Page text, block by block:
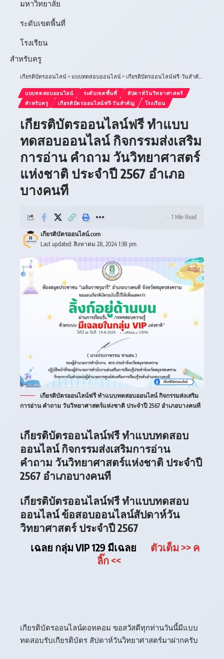
มหาวิทยาลัย
ระดับเขตพื้นที่
โรงเรียน
สำหรับครู
เกียรติบัตรออนไลน์> แบบทดสอบออนไลน์> เกียรติบัตรออนไลน์ฟรี-วันสำคัญ
แบบทดสอบออนไลน์ ระดับเขตพื้นที่
สัปดาห์วันวิทยาศาสตร์
สำหรับครู
เกียรติบัตรออนไลน์ฟรี-วันสำคัญ โรงเรียน
เกียรติบัตรออนไลน์ฟรี ทำแบบ
ทดสอบออนไลน์ กิจกรรมส่งเสริม
การอ่าน คำถาม วันวิทยาศาสตร์
แห่งชาติ ประจำปี 2567 อำเภอ
บางคนที
Last updated: สิงหาคม 28, 2024 1:38 pm
เกียรติบัตรออนไลน์.com
1 Min Read
เกียรติบัตรออนไลน์ฟรี ทำแบบทดสอบออนไลน์ กิจกรรมส่งเสริม
การอ่าน คำถาม วันวิทยาศาสตร์แห่งชาติ ประจำปี 2567 อำเภอบางคนที
เกียรติบัตรออนไลน์ฟรี ทำแบบทดสอบ
ออนไลน์ กิจกรรมส่งเสริมการอ่าน
คำถาม วันวิทยาศาสตร์แห่งชาติ ประจำปี
2567 อำเภอบางคนที
เกียรติบัตรออนไลน์ฟรี ทำแบบทดสอบ
ออนไลน์ ข้อสอบออนไลน์สัปดาห์วัน
วิทยาศาสตร์ ประจำปี 2567
เฉลย กลุ่ม VIP 129 มีเฉลย ตัวเต็ม >> ค
ลิ๊ก <<
เกียรติบัตรออนไลน์ดอทคอม ขอสวัสดีทุกท่านวันนี้มีแบบ
ทดสอบรับเกียรติบัตร สัปดาห์วันวิทยาศาสตร์มาฝากครับ